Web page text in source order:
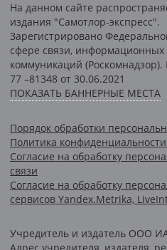
На данном сайте
издания "Самотлор-экспресс".
Зарегистрировано
сфере связи, информационных
коммуникаций
77 –81348 от 30.06.2021
ПОКАЗАТЬ БАННЕРНЫЕ МЕСТА
Порядок обработки
Политика
Согласие на обработку
связи
Согласие на обработку
сервисов Yandex.Metrika,
Учредитель и издатель ООО